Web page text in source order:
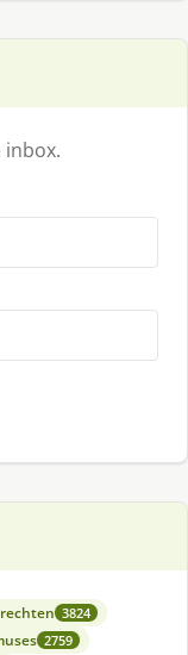
inbox.
3824
2759